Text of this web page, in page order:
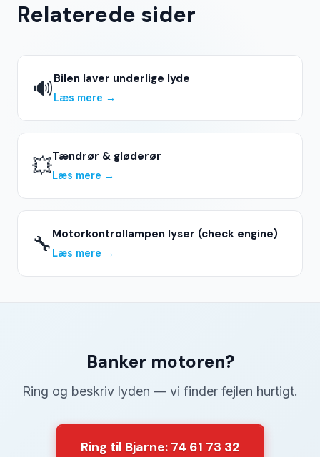
Relaterede sider
🔊Bilen laver underlige lyde
Læs mere →
💥Tændrør & gløderør
Læs mere →
🔧 Motorkontrollampen lyser (check engine)
Læs mere →
Banker motoren?
Ring og beskriv lyden — vi finder fejlen hurtigt.
Ring til Bjarne: 74 61 73 32